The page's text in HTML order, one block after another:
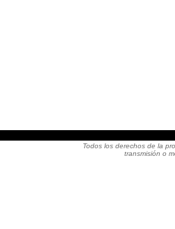
Todos los derechos de la
transmisión o